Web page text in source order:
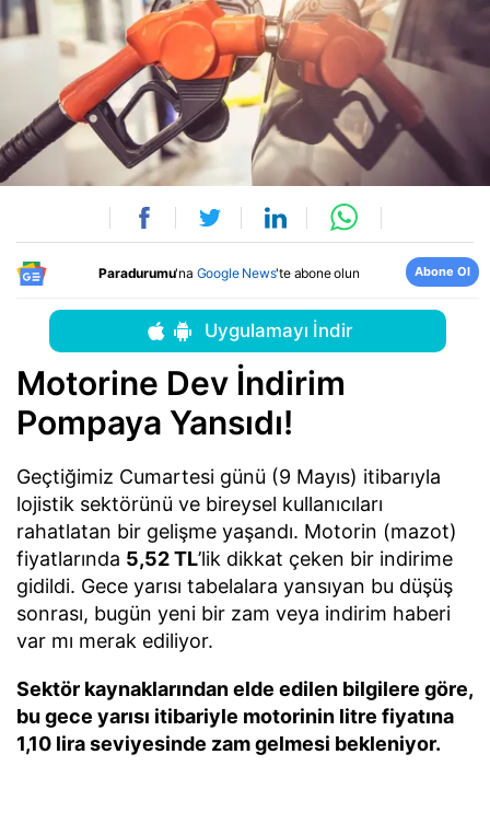
Paradurumu'na Google News'te abone olun Abone Ol
Uygulamayı İndir
Motorine Dev İndirim
Pompaya Yansıdı!
Geçtiğimiz Cumartesi günü (9 Mayıs) itibarıyla
lojistik sektörünü ve bireysel kullanıcıları
rahatlatan bir gelişme yaşandı. Motorin (mazot)
fiyatlarında 5,52 TL’lik dikkat çeken bir indirime
gidildi. Gece yarısı tabelalara yansıyan bu düşüş
sonrası, bugün yeni bir zam veya indirim haberi
var mı merak ediliyor.
Sektör kaynaklarından elde edilen bilgilere göre,
bu gece yarısı itibariyle motorinin litre fiyatına
1,10 lira seviyesinde zam gelmesi bekleniyor.